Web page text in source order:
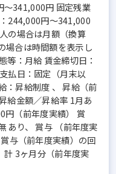
〜341,000円 固定残業
244,000円～341,000
の場合は月額（換算
場合は時間額を表示し
等：月給 賃金締切日：
払日：固定（月末以
：昇給制度 、 昇給（前
給金額／昇給率 1月あ
円（前年度実績） 賞
あり、 賞与 （前年度実
与（前年度実績）の回
3ヶ月分（前年度実